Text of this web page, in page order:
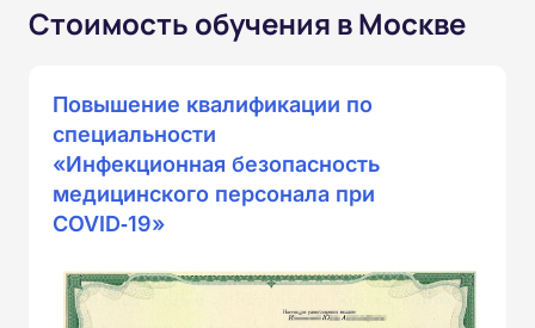
Стоимость обучения в Москве
Повышение квалификации по
специальности
«Инфекционная безопасность
медицинского персонала при
COVID‑19»